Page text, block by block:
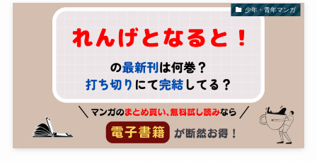
少年・青年マンガ